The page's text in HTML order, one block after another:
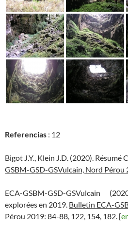
Referencias : 12
Bigot J.Y., Klein J.D. (2020). Résumé
GSBM-GSD-GSVulcain, Nord Pérou
ECA-GSBM-GSD-GSVulcain
explorées en 2019. Bulletin ECA-
Pérou 2019: 84-88, 122, 154, 182. [